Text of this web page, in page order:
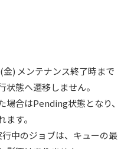
) メンテナンス終了時まで
態へ遷移しません。
場合はPending状態となり、
す。
中のジョブは、キューの最